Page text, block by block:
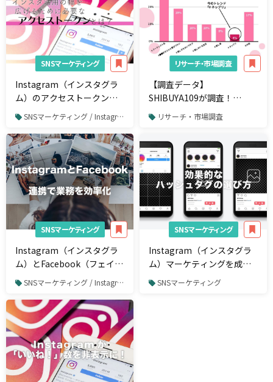
SNSマーケティング
Instagram（インスタグラ
ム）のアクセストークンの
取得方法
SNSマーケティング / Instagram
リサーチ・市場調査
【調査データ】
SHIBUYA109が調査！
around20の82.9％は
リサーチ・市場調査
SNSマーケティング
Instagram（インスタグラ
ム）とFacebook（フェイス
ブック）を連携する方法と
SNSマーケティング / Instagram
SNSマーケティング
Instagram（インスタグラ
ム）マーケティングを成功
に導くハッシュタグの選び
SNSマーケティング